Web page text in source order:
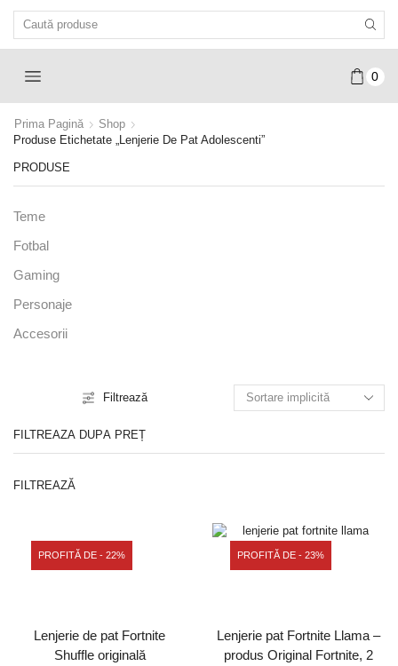
0
Prima Pagină
Shop
Produse Etichetate „lenjerie De Pat Adolescenti”
Filtrează
FILTREAZĂ DUPĂ PREȚ
FILTREAZĂ
PROFITĂ DE - 22%
Lenjerie de pat Fortnite
Shuffle originală
PROFITĂ DE - 23%
Lenjerie pat Fortnite Llama –
produs Original Fortnite, 2
PRODUSE
Teme
Fotbal
Gaming
Personaje
Accesorii